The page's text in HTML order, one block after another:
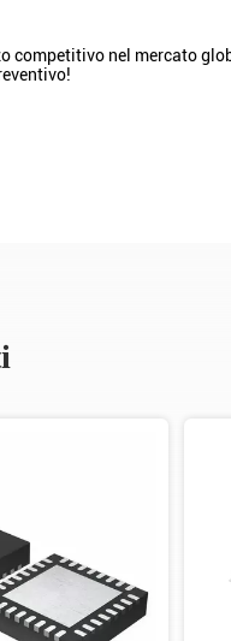
competitivo nel mercato